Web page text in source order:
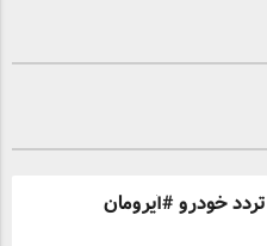
خودرو #آیرومان